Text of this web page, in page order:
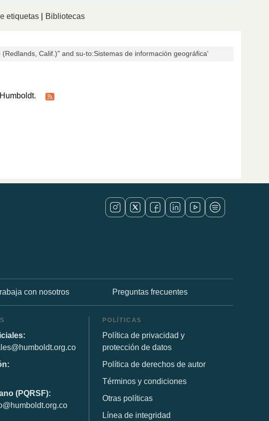
etiquetas Bibliotecas
Calif.)" and su-to:Sistemas de información geográfica'
con nosotros Preguntas frecuentes
(PQRSF):
POLÍTICAS
Política de privacidad y
protección de datos
Política de derechos de autor
Términos y condiciones
Otras políticas
Línea de integridad